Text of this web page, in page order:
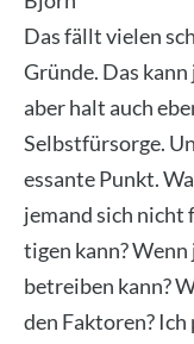
Das fällt vie­len
Grün­de. Das
aber halt auch
Selbst­für­sor­ge.
es­san­te Punkt.
jemand sich
ti­gen kann?
betrei­ben kann?
den Fak­to­ren?